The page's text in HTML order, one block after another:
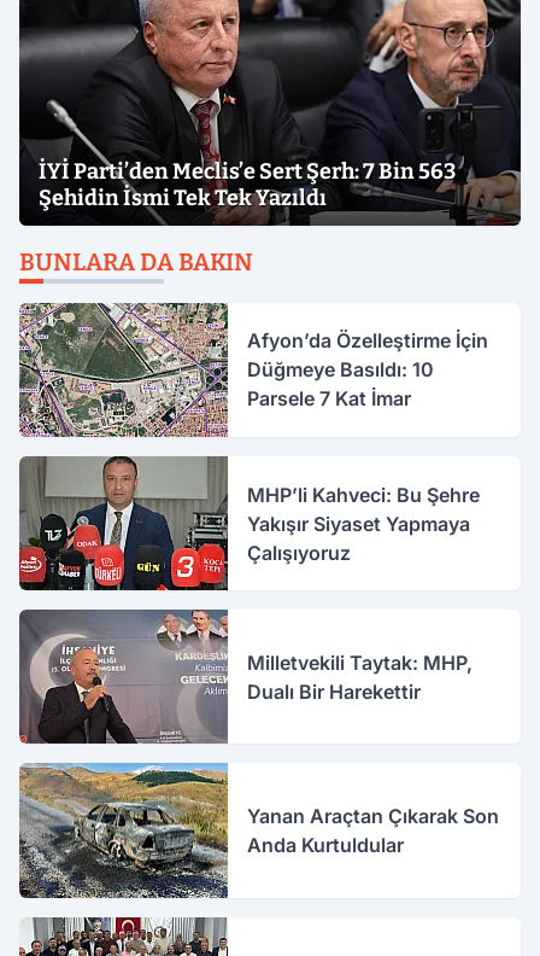
İYİ Parti’den Meclis’e Sert Şerh: 7 Bin 563
Şehidin İsmi Tek Tek Yazıldı
BUNLARA DA BAKIN
Afyon’da Özelleştirme İçin
Düğmeye Basıldı: 10
Parsele 7 Kat İmar
MHP’li Kahveci: Bu Şehre
Yakışır Siyaset Yapmaya
Çalışıyoruz
Milletvekili Taytak: MHP,
Dualı Bir Harekettir
Yanan Araçtan Çıkarak Son
Anda Kurtuldular